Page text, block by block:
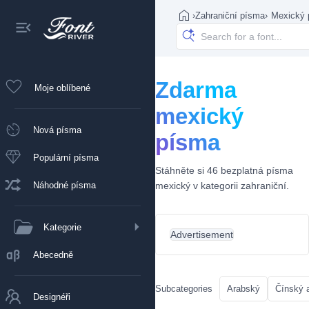
Moje oblíbené
Nová písma
Populární písma
Náhodné písma
Kategorie
Abecedně
Designéři
›Zahraniční písma› Mexický
Zdarma
mexický
písma
Stáhněte si 46 bezplatná písma
mexický v kategorii zahraniční.
Advertisement
Subcategories Arabský Čínský